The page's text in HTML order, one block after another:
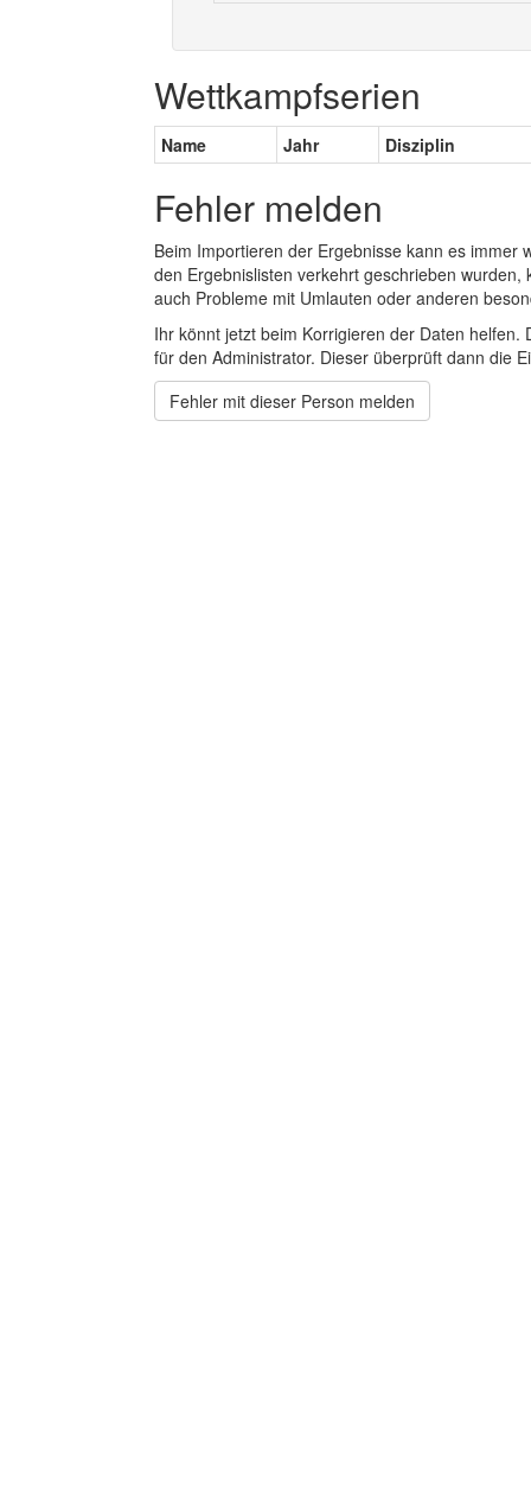
Wettkampfserien
Name Jahr Disziplin
Fehler melden
Beim Importieren der Ergebnisse kann es
den Ergebnislisten verkehrt geschrieben
auch Probleme mit Umlauten oder anderen
Ihr könnt jetzt beim Korrigieren der Daten
für den Administrator. Dieser überprüft dann die
Fehler mit dieser Person melden